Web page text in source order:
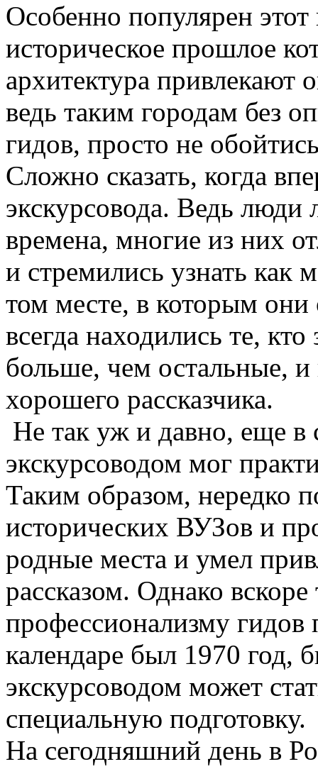
Особенно популярен этот
историческое прошлое
архитектура привлекают
ведь таким городам без
гидов, просто не
Сложно сказать, когда
экскурсовода. Ведь люди
времена, многие из них
и стремились узнать как
том месте, в которым
всегда находились те,
больше, чем остальные,
хорошего рассказчика.
Не так уж и давно, еще в
экскурсоводом мог
Таким образом, нередко
исторических ВУЗов и
родные места и умел
рассказом. Однако вскоре
профессионализму гидов
календаре был 1970 год,
экскурсоводом может
специальную подготовку.
На сегодняшний день в